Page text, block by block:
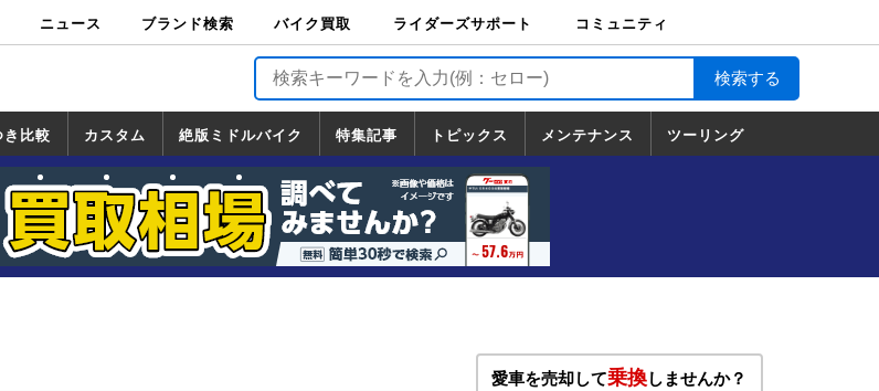
ニュース ブランド検索 バイク買取
バイク買取
ライダーズサポート
ライダーズサポート
TOP
バイク輸送
バイクガレージライ
フ
バイク車両保険
ロードサービス
バイク試乗
コミュニティ
き比較 カスタム
カスタム
一覧
ホンダ
ヤマハ
スズキ
カワサキ
絶版ミドルバイク
絶版ミドルバイク
一覧
ホンダ
ヤマハ
スズキ
カワサキ
特集記事 トピックス
トピックス
一覧
ホンダ
ヤマハ
スズキ
カワサキ
ハーレーダ
ビッドソン
BMW
ドゥカティ
トライアン
フ
メンテナンス ツーリング
道の駅調査隊
ツーリング情報局
日本の道50選
国道めぐり
林道ツーリング
愛車を売却して乗換しませんか？